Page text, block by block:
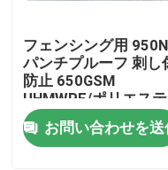
ホーム
製品
フェンシング用 950N
パンチプルーフ 刺し
防止 650GSM
UHMWPE/ポリエステ
ル生地
お問い合わせを送